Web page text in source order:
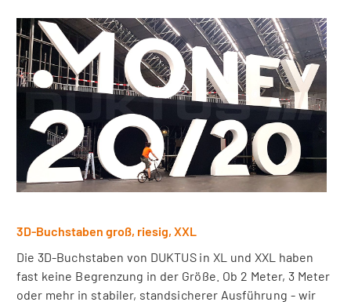
3D-Buchstaben groß, riesig, XXL
Die 3D-Buchstaben von DUKTUS in XL und XXL haben
fast keine Begrenzung in der Größe. Ob 2 Meter, 3 Meter
oder mehr in stabiler, standsicherer Ausführung - wir